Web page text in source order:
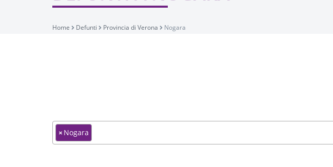
Home Defunti Provincia di Verona Nogara
× Nogara